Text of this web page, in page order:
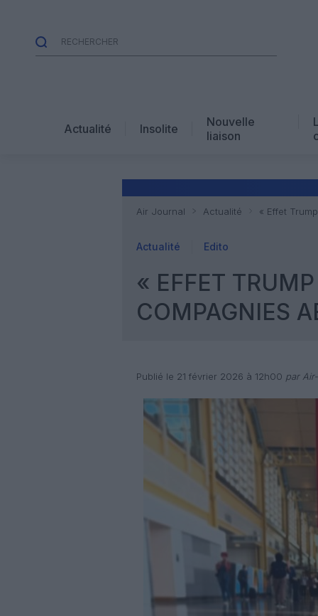
Actualité Insolite
Nouvelle
liaison
Air Journal Actualité « Effet
Actualité Edito
« EFFET
COMPAGNIES
Publié le 21 février 2026 à 12h00 par